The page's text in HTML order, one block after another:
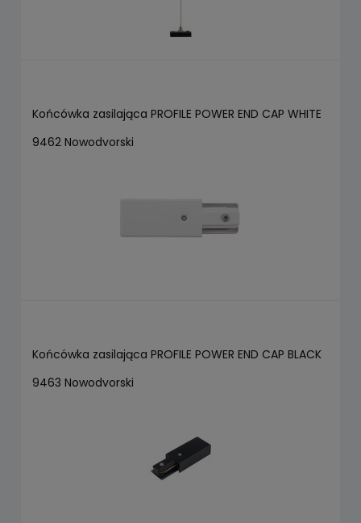
Końcówka zasilająca PROFILE POWER END CAP WHITE
9462 Nowodvorski
Końcówka zasilająca PROFILE POWER END CAP BLACK
9463 Nowodvorski